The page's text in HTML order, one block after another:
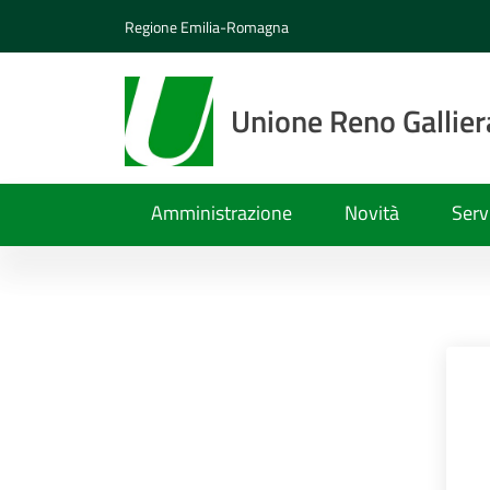
Regione Emilia-Romagna
Unione Reno
Amministrazione Novità